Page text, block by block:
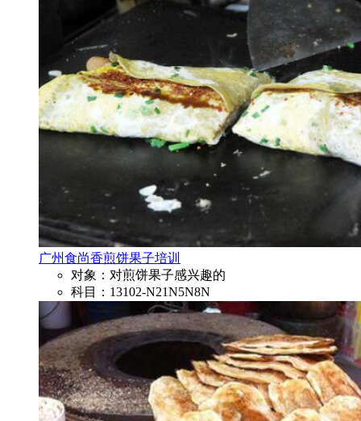
广州食尚香煎饼果子培训
对象：对煎饼果子感兴趣的
科目：13102-N21N5N8N